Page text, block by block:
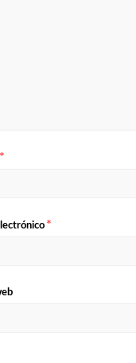
*
*